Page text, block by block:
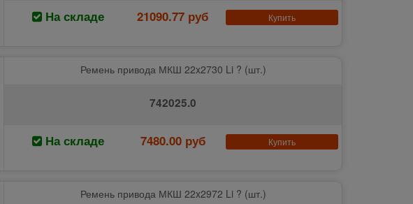
На складе 21090.77 руб Купить
Ремень привода МКШ 22x2730 Li ? (шт.)
742025.0
На складе 7480.00 руб Купить
Ремень привода МКШ 22x2972 Li ? (шт.)